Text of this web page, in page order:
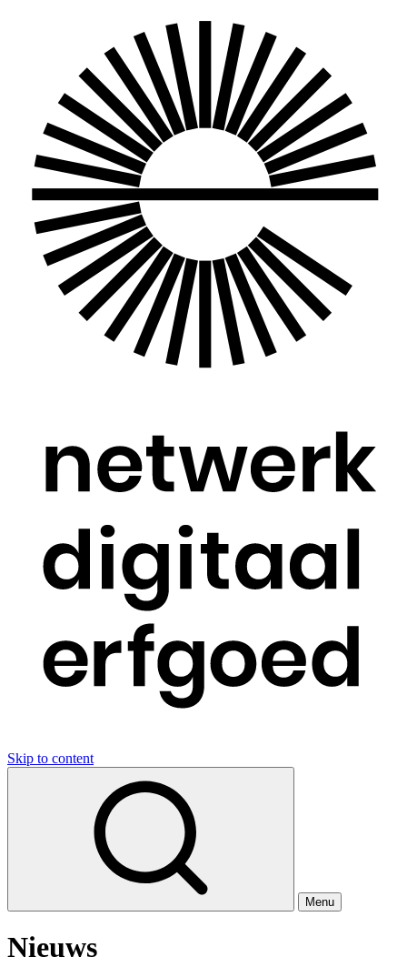
Skip to content
Menu
Nieuws